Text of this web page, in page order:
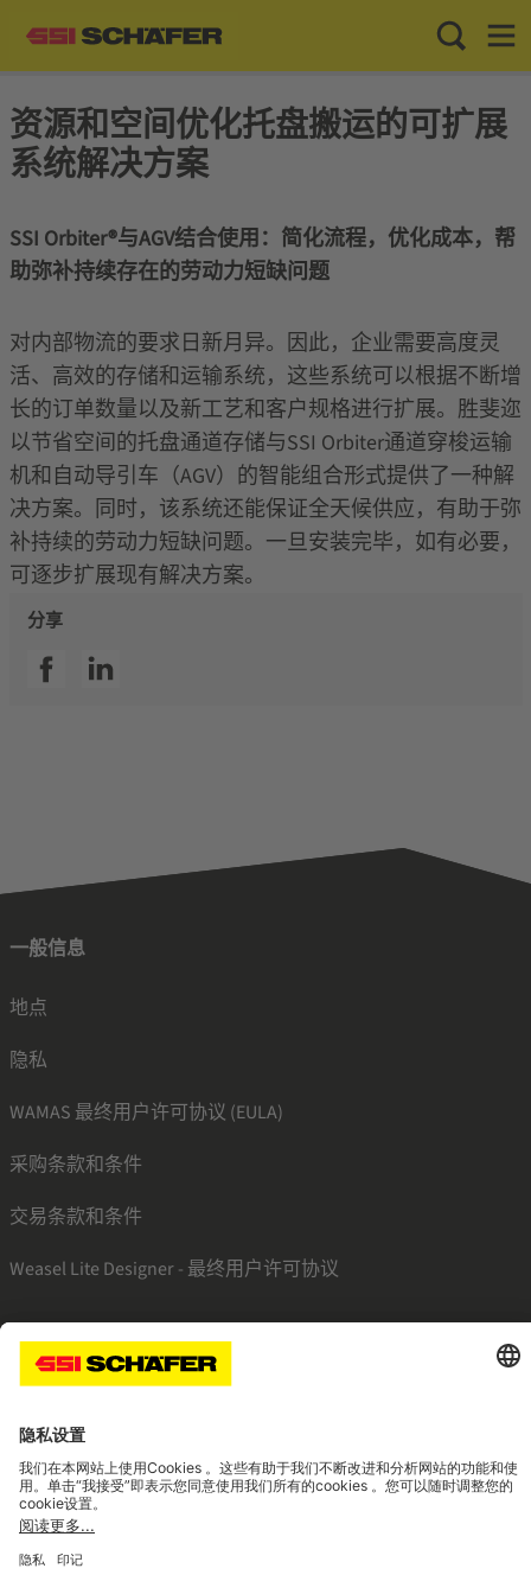
Toggle
资源和空间优化托盘搬运的可扩展
系统解决方案
SSI Orbiter®与AGV结合使用：简化流程，优化成本，帮
助弥补持续存在的劳动力短缺问题
对内部物流的要求日新月异。因此，企业需要高度灵
活、高效的存储和运输系统，这些系统可以根据不断增
长的订单数量以及新工艺和客户规格进行扩展。胜斐迩
以节省空间的托盘通道存储与SSI Orbiter通道穿梭运输
机和自动导引车（AGV）的智能组合形式提供了一种解
决方案。同时，该系统还能保证全天候供应，有助于弥
补持续的劳动力短缺问题。一旦安装完毕，如有必要，
可逐步扩展现有解决方案。
分享
SSI facebookSSI linkedin
一般信息
地点
隐私
WAMAS 最终用户许可协议 (EULA)
采购条款和条件
交易条款和条件
Weasel Lite Designer - 最终用户许可协议